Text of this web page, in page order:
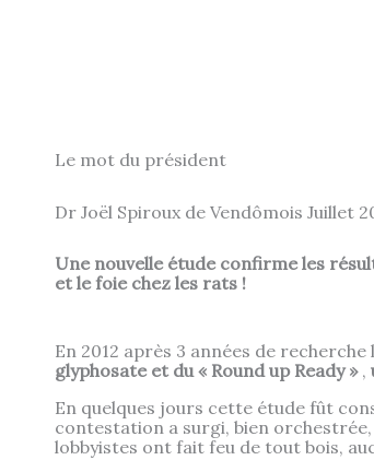
Le mot du président
Dr Joël Spiroux de Vendômois Juillet
Une nouvelle étude confirme les
et le foie chez les rats !
En 2012 après 3 années de
glyphosate et du « Round up Ready »,
En quelques jours cette étude fût
contestation a surgi, bien
lobbyistes ont fait feu de tout bois,